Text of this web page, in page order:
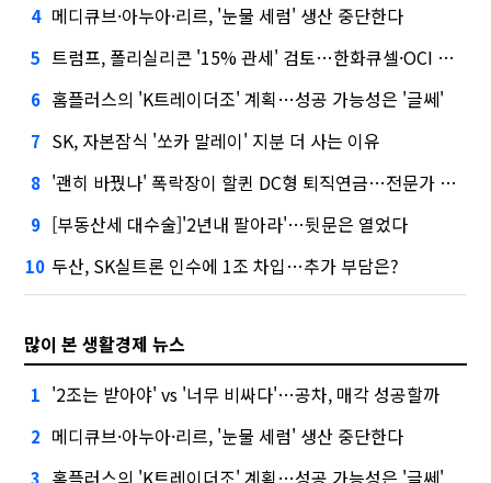
4 메디큐브·아누아·리르, '눈물 세럼' 생산 중단한다
5 트럼프, 폴리실리콘 '15% 관세' 검토…한화큐셀·OCI 영향은?
6 홈플러스의 'K트레이더조' 계획…성공 가능성은 '글쎄'
7 SK, 자본잠식 '쏘카 말레이' 지분 더 사는 이유
8 '괜히 바꿨나' 폭락장이 할퀸 DC형 퇴직연금…전문가 조언은
9 [부동산세 대수술]'2년내 팔아라'…뒷문은 열었다
10 두산, SK실트론 인수에 1조 차입…추가 부담은?
많이 본 생활경제 뉴스
1 '2조는 받아야' vs '너무 비싸다'…공차, 매각 성공할까
2 메디큐브·아누아·리르, '눈물 세럼' 생산 중단한다
3 홈플러스의 'K트레이더조' 계획…성공 가능성은 '글쎄'